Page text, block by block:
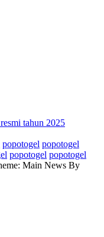
tahun 2025
popotogel popotogel
popotogel popotogel
Main News By